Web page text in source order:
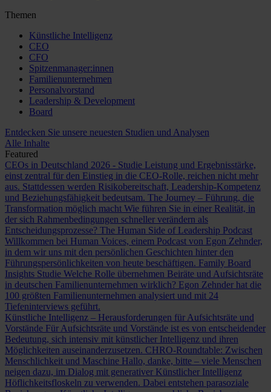
Themen
Künstliche Intelligenz
CEO
CFO
Spitzenmanager:innen
Familienunternehmen
Personalvorstand
Leadership & Development
Board
Entdecken Sie unsere neuesten Studien und Analysen
Alle Inhalte
Featured
CEOs in Deutschland 2026 - Studie Leistung und Ergebnisstärke,
einst zentral für den Einstieg in die CEO-Rolle, reichen nicht mehr
aus. Stattdessen werden Risikobereitschaft, Leadership-Kompetenz
und Beziehungsfähigkeit bedeutsam. The Journey – Führung, die
Transformation möglich macht Wie führen Sie in einer Realität, in
der sich Rahmenbedingungen schneller verändern als
Entscheidungsprozesse? The Human Side of Leadership Podcast
Willkommen bei Human Voices, einem Podcast von Egon Zehnder,
in dem wir uns mit den persönlichen Geschichten hinter den
Führungspersönlichkeiten von heute beschäftigen. Family Board
Insights Studie Welche Rolle übernehmen Beiräte und Aufsichtsräte
in deutschen Familienunternehmen wirklich? Egon Zehnder hat die
100 größten Familienunternehmen analysiert und mit 24
Tiefeninterviews geführt.
Künstliche Intelligenz – Herausforderungen für Aufsichtsräte und
Vorstände Für Aufsichtsräte und Vorstände ist es von entscheidender
Bedeutung, sich intensiv mit künstlicher Intelligenz und ihren
Möglichkeiten auseinanderzusetzen. CHRO-Roundtable: Zwischen
Menschlichkeit und Maschine Hallo, danke, bitte – viele Menschen
neigen dazu, im Dialog mit generativer Künstlicher Intelligenz
Höflichkeitsfloskeln zu verwenden. Dabei entstehen parasoziale